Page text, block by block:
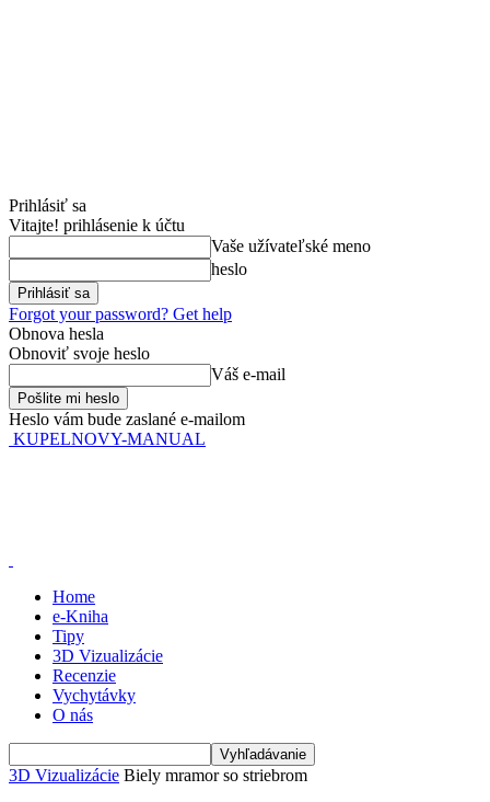
Prihlásiť sa
Vitajte! prihlásenie k účtu
Vaše užívateľské meno
heslo
Forgot your password? Get help
Obnova hesla
Obnoviť svoje heslo
Váš e-mail
Heslo vám bude zaslané e-mailom
KUPELNOVY-MANUAL
Home
e-Kniha
Tipy
3D Vizualizácie
Recenzie
Vychytávky
O nás
3D Vizualizácie Biely mramor so striebrom